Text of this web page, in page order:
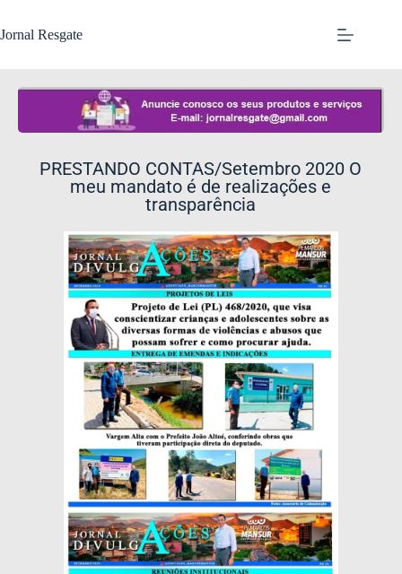
Jornal Resgate
PRESTANDO CONTAS/Setembro 2020 O
meu mandato é de realizações e
transparência